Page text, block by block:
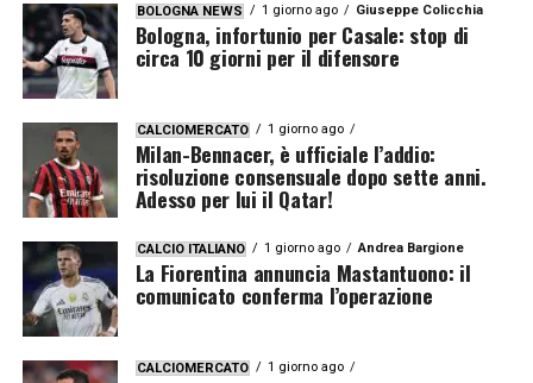
BOLOGNA NEWS 1 giorno ago Giuseppe Colicchia
Bologna, infortunio per Casale: stop di
circa 10 giorni per il difensore
CALCIOMERCATO 1 giorno ago
Milan-Bennacer, è ufficiale l’addio:
risoluzione consensuale dopo sette anni.
Adesso per lui il Qatar!
CALCIO ITALIANO 1 giorno ago Andrea Bargione
La Fiorentina annuncia Mastantuono: il
comunicato conferma l’operazione
CALCIOMERCATO 1 giorno ago